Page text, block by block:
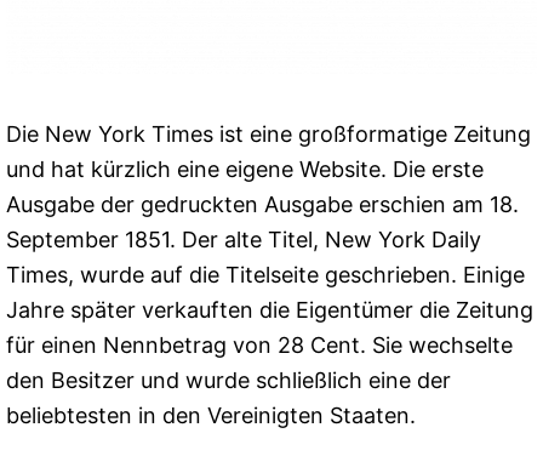
Die New York Times ist eine großformatige Zeitung
und hat kürzlich eine eigene Website. Die erste
Ausgabe der gedruckten Ausgabe erschien am 18.
September 1851. Der alte Titel, New York Daily
Times, wurde auf die Titelseite geschrieben. Einige
Jahre später verkauften die Eigentümer die Zeitung
für einen Nennbetrag von 28 Cent. Sie wechselte
den Besitzer und wurde schließlich eine der
beliebtesten in den Vereinigten Staaten.